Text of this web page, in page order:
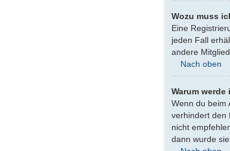
Wozu muss
Eine
jeden Fall
andere
Nach oben
Warum
Wenn du beim
verhindert den
nicht
dann wurde